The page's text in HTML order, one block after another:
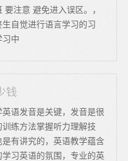
注意 避免进入误区。，
自觉进行语言学习的习
习中
钱
语发音是关键，发音是很
练方法掌握听力理解技
有讲究的，英语教学蕴含
学习英语的氛围，专业的英